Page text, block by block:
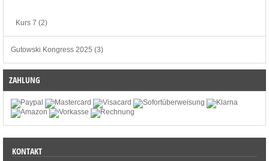
Kurs 7 (2)
Gutowski Kongress 2025 (3)
ZAHLUNG
KONTAKT